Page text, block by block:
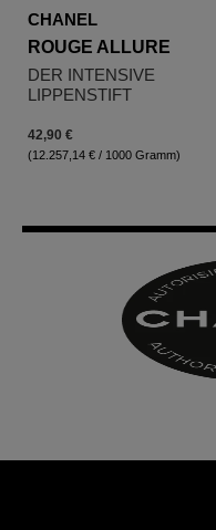
CHANEL
ROUGE ALLURE
DER INTENSIVE
LIPPENSTIFT
42,90 €
(12.257,14 € / 1000 Gramm)